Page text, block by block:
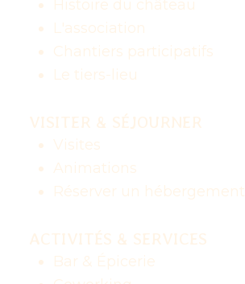
Histoire du château
L'association
Chantiers participatifs
Le tiers-lieu
VISITER & SÉJOURNER
Visites
Animations
Réserver un hébergement
ACTIVITÉS & SERVICES
Bar & Épicerie